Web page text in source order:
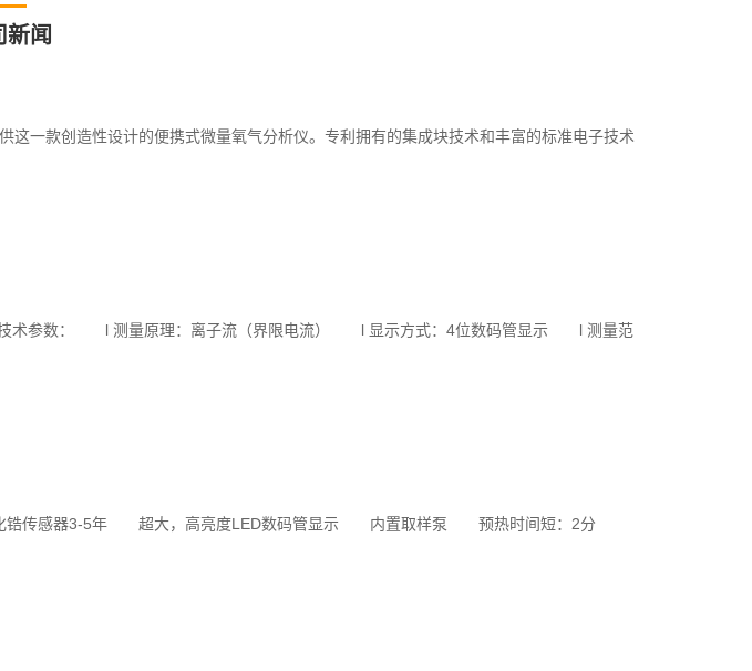
新闻
创造性设计的便携式微量氧气分析仪。专利拥有的集成块技术和丰富的标准电子技术
术参数： l 测量原理：离子流（界限电流） l 显示方式：4位数码管显示 l 测量范
传感器3-5年 超大，高亮度LED数码管显示 内置取样泵 预热时间短：2分